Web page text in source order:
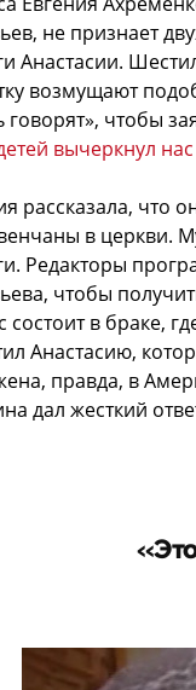
не признает
Анастасии.
возмущают
говорят», чтобы
вычеркнул
рассказала, что
в церкви.
Редакторы
чтобы
состоит в браке,
Анастасию,
правда, в
дал жесткий